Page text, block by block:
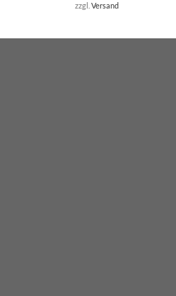
zzgl. Versand